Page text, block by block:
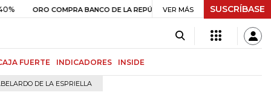
COMPRA BANCO DE LA REPÚBLICA $ 408.498,97 +$ 8.753,81 +2,19%
VER MÁS SUSCRÍBASE
FUERTE INDICADORES INSIDE
DE LA ESPRIELLA